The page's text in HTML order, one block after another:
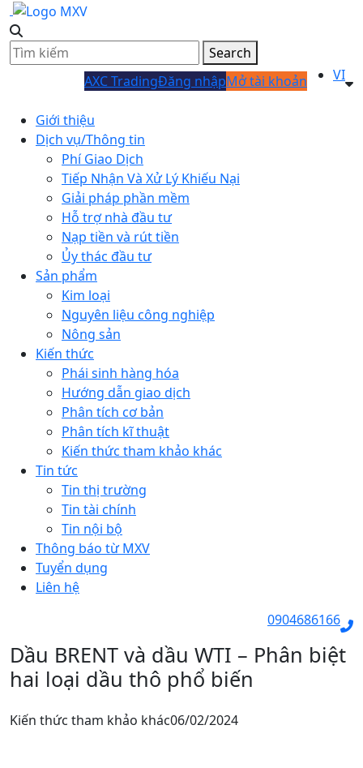
Search
AXC TradingĐăng nhậpMở tài khoản VI
Giới thiệu
Dịch vụ/Thông tin
Phí Giao Dịch
Tiếp Nhận Và Xử Lý Khiếu Nại
Giải pháp phần mềm
Hỗ trợ nhà đầu tư
Nạp tiền và rút tiền
Ủy thác đầu tư
Sản phẩm
Kim loại
Nguyên liệu công nghiệp
Nông sản
Kiến thức
Phái sinh hàng hóa
Hướng dẫn giao dịch
Phân tích cơ bản
Phân tích kĩ thuật
Kiến thức tham khảo khác
Tin tức
Tin thị trường
Tin tài chính
Tin nội bộ
Thông báo từ MXV
Tuyển dụng
Liên hệ
0904686166
Dầu BRENT và dầu WTI – Phân biệt
hai loại dầu thô phổ biến
Kiến thức tham khảo khác06/02/2024